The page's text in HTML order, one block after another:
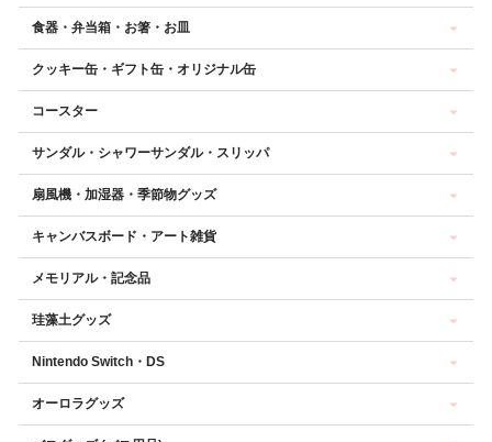
食器・弁当箱・お箸・お皿
クッキー缶・ギフト缶・オリジナル缶
コースター
サンダル・シャワーサンダル・スリッパ
扇風機・加湿器・季節物グッズ
キャンバスボード・アート雑貨
メモリアル・記念品
珪藻土グッズ
Nintendo Switch・DS
オーロラグッズ